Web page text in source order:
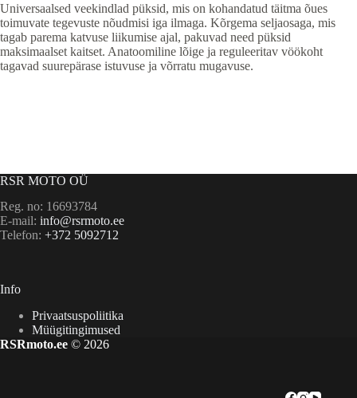
Universaalsed veekindlad püksid, mis on kohandatud täitma õues
toimuvate tegevuste nõudmisi iga ilmaga. Kõrgema seljaosaga, mis
tagab parema katvuse liikumise ajal, pakuvad need püksid
maksimaalset kaitset. Anatoomiline lõige ja reguleeritav vöökoht
tagavad suurepärase istuvuse ja võrratu mugavuse.
RSR MOTO OÜ
Reg. no: 16693784
E-mail: info@rsrmoto.ee
Telefon: +372 5092712
Info
Privaatsuspoliitika
Müügitingimused
RSRmoto.ee © 2026